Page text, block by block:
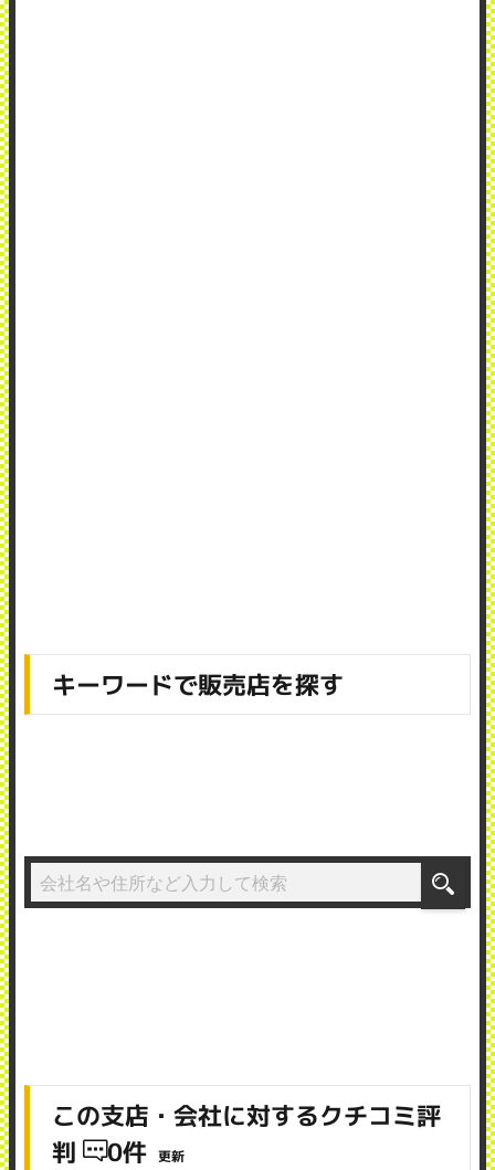
キーワードで販売店を探す
この支店・会社に対するクチコミ評
判
0件 更新